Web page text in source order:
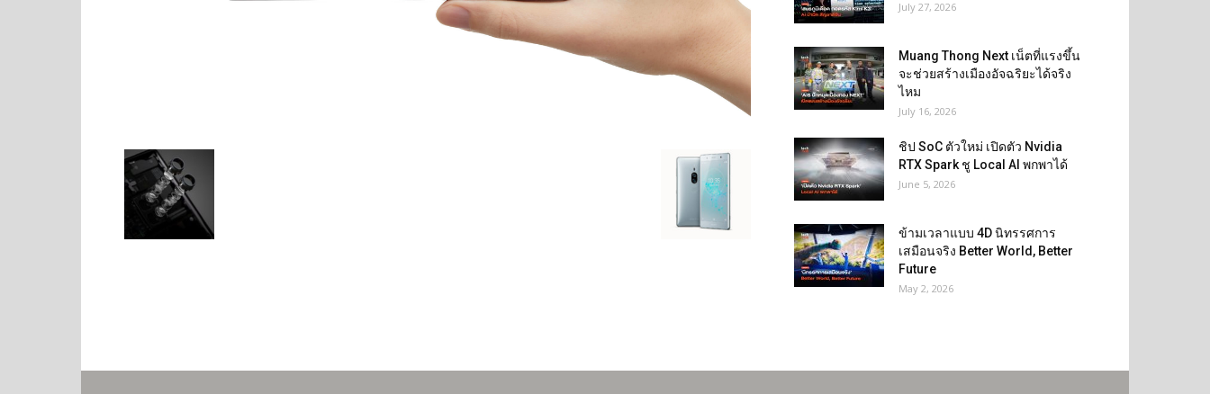
July 27, 2026
Muang Thong Next เน็ตที่แรงขึ้น
จะช่วยสร้างเมืองอัจฉริยะได้จริง
ไหม
July 16, 2026
ชิป SoC ตัวใหม่ เปิดตัว Nvidia
RTX Spark ชู Local AI พกพาได้
June 5, 2026
ข้ามเวลาแบบ 4D นิทรรศการ
เสมือนจริง Better World, Better
Future
May 2, 2026